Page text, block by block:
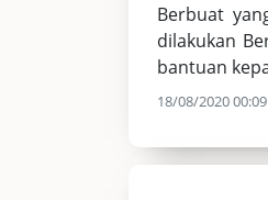
Berbuat
dilakukan
bantuan
18/08/2020